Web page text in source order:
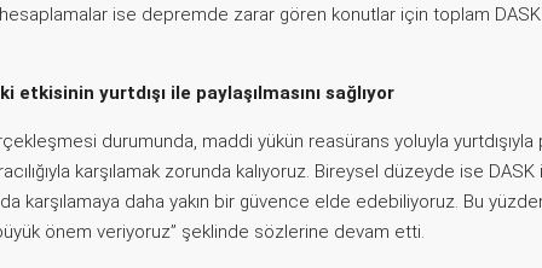
hesaplamalar ise depremde zarar gören konutlar için toplam
yurtdışı ile paylaşılmasını sağlıyor
durumunda, maddi yükün reasürans yoluyla yurtdışıyla
karşılamak zorunda kalıyoruz. Bireysel düzeyde ise
karşılamaya daha yakın bir güvence elde edebiliyoruz. Bu
önem veriyoruz” şeklinde sözlerine devam etti.